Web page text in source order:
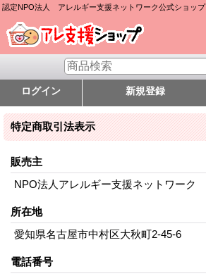
認定NPO法人 アレルギー支援ネットワーク公式ショップ
ログイン 新規登録
特定商取引法表示
販売主
NPO法人アレルギー支援ネットワーク
所在地
愛知県名古屋市中村区大秋町2-45-6
電話番号